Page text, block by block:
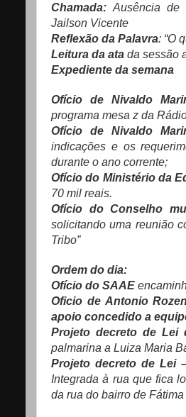
Chamada:Ausência de
Jailson Vicente
Reflexão da Palavra: “O
Leitura da ata da sessão
Expediente da semana
Ofício de Nivaldo
programa mesa z da
Ofício de Nivaldo
indicações e os
durante o ano corrente;
Ofício do Ministério da
70 mil reais.
Ofício do Conselho
solicitando uma reunião
Tribo”
Ordem do dia:
Ofício do SAAE
Oficio de Antonio
apoio concedido a
Projeto decreto de Lei
palmarina a Luiza Maria
Projeto decreto de Lei
Integrada à rua que fica
da rua do bairro de